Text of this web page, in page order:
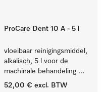
ProCare Dent 10 A - 5 l
vloeibaar reinigingsmiddel,
alkalisch, 5 l voor de
machinale behandeling
van tandheelkundige
52,00 € excl. BTW